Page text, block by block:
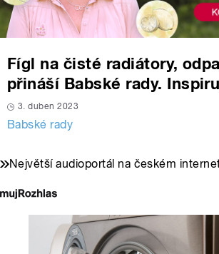
Fígl na čisté radiátory,
přináší Babské rady.
3. duben 2023
Babské rady
Největší audioportál na českém